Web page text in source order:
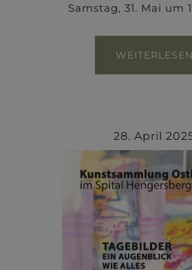
Samstag, 31. Mai um
WEITERLESEN
28. April